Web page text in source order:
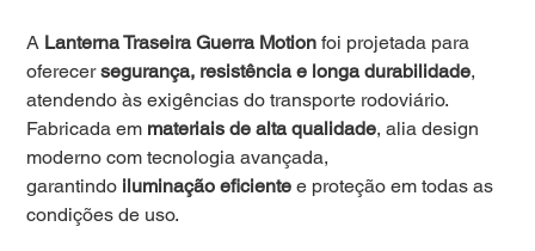
A Lanterna Traseira Guerra Motion foi projetada para
oferecersegurança, resistência e longa durabilidade,
atendendo às exigências do transporte rodoviário.
Fabricada em materiais de alta qualidade, alia design
moderno com tecnologia avançada,
garantindo iluminação eficiente e proteção em todas as
condições de uso.